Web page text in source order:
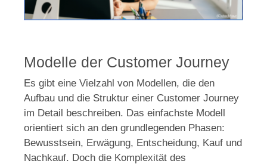
Modelle der Customer Journey
Es gibt eine Vielzahl von Modellen, die den
Aufbau und die Struktur einer Customer Journey
im Detail beschreiben. Das einfachste Modell
orientiert sich an den grundlegenden Phasen:
Bewusstsein, Erwägung, Entscheidung, Kauf und
Nachkauf. Doch die Komplexität des